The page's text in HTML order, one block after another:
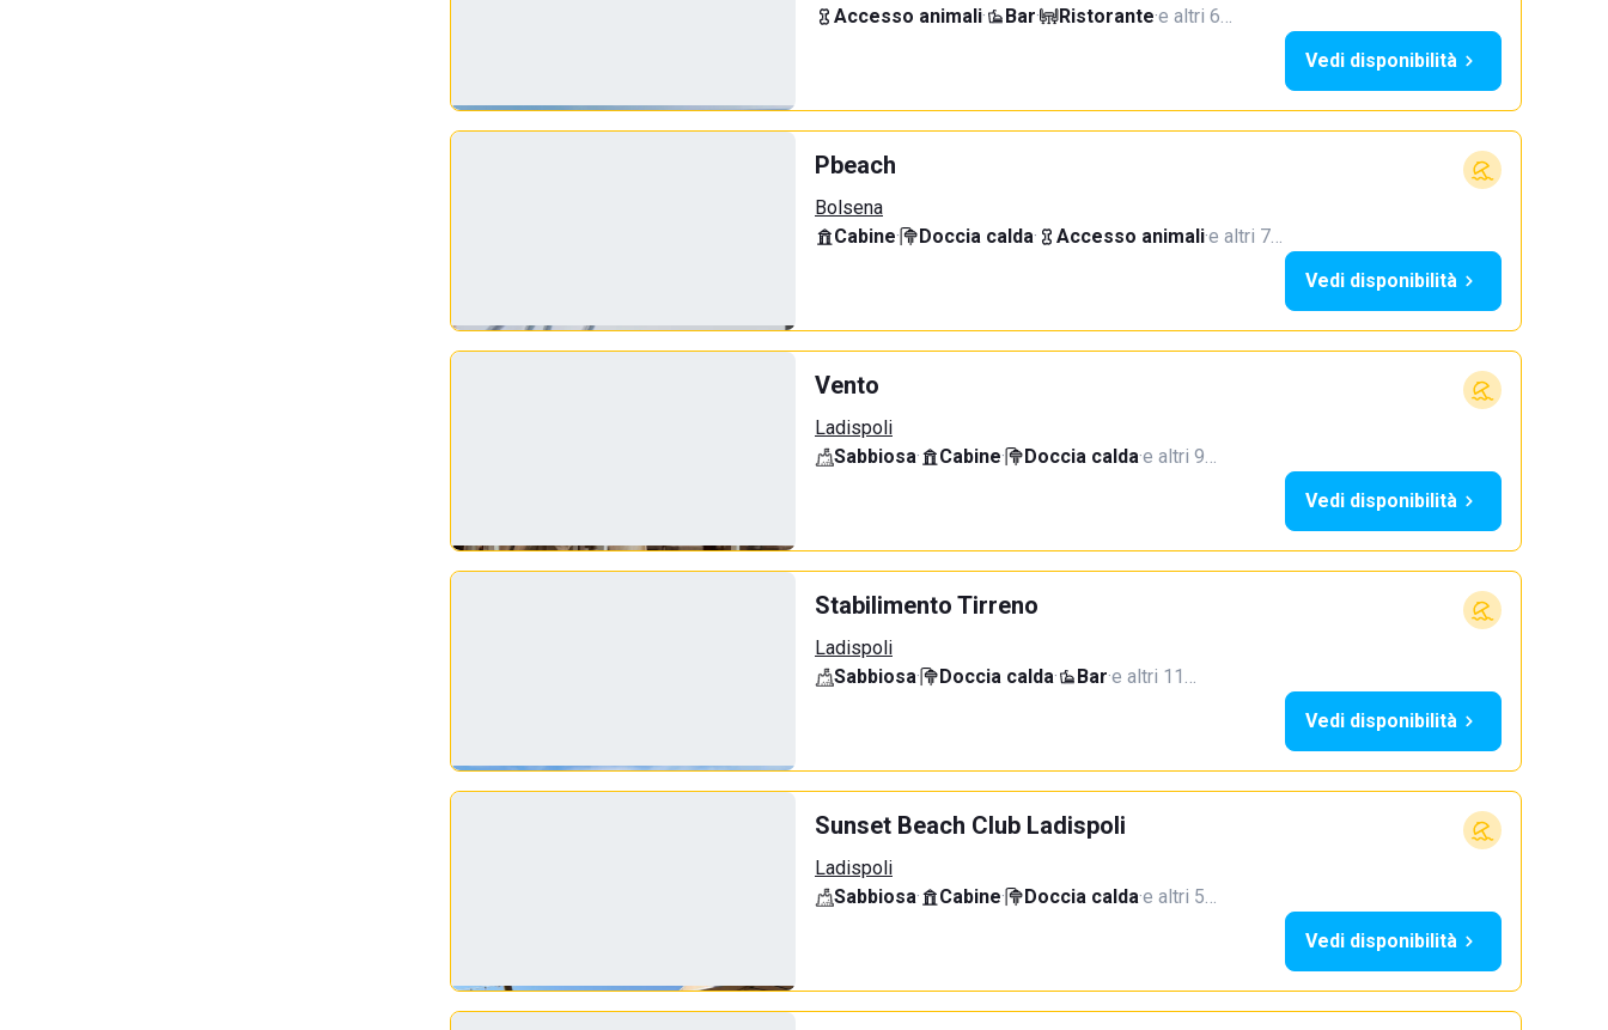
Accesso animali· Bar· Ristorante·e altri 6…
Vedi disponibilità
Pbeach
Bolsena
Cabine· Doccia calda· Accesso animali·e altri 7…
Vedi disponibilità
Vento
Ladispoli
Sabbiosa· Cabine· Doccia calda·e altri 9…
Vedi disponibilità
Stabilimento Tirreno
Ladispoli
Sabbiosa· Doccia calda· Bar·e altri 11…
Vedi disponibilità
Sunset Beach Club Ladispoli
Ladispoli
Sabbiosa· Cabine· Doccia calda·e altri 5…
Vedi disponibilità